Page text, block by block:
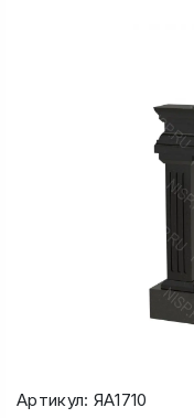
Артикул: ЯА1710